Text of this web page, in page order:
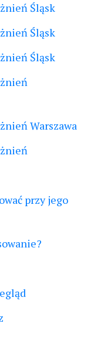
Śląsk
Śląsk
Śląsk
Warszawa
przy jego